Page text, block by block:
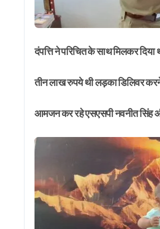
दंपत्ति ने परिचित के साथ मिलकर
तीन लाख रुपये थी लड़का डिलिवर
आमजन कर रहे एसएसपी नवनीत सिंह